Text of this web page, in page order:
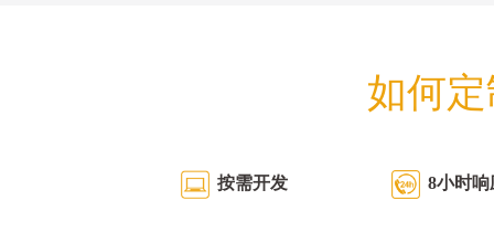
如何
按需开发 8小时响